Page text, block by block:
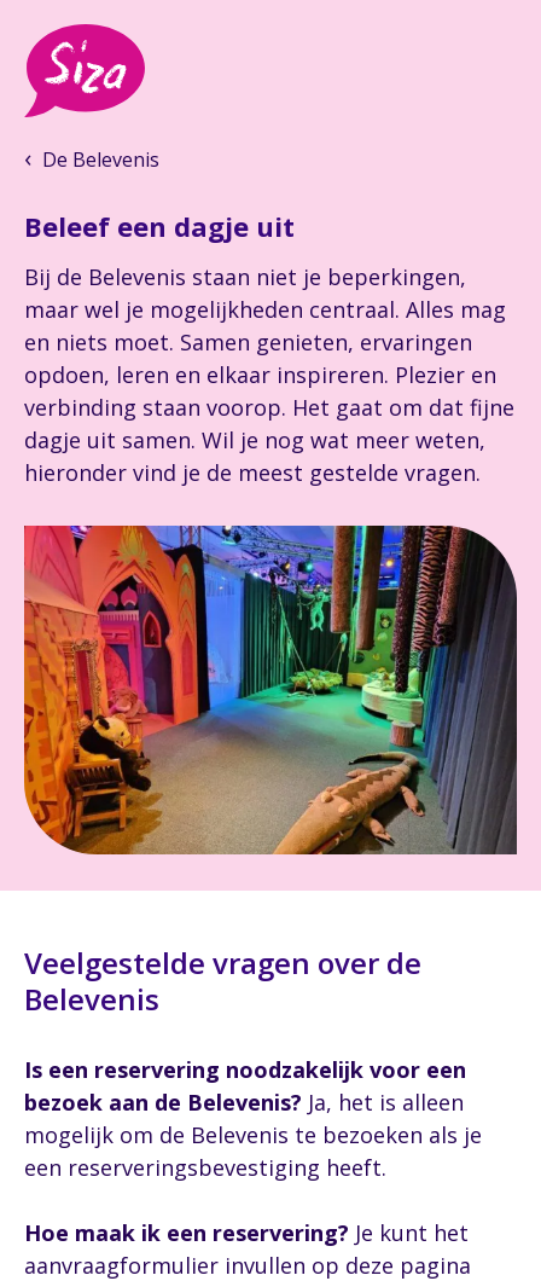
De Belevenis
Beleef een dagje uit
Bij de Belevenis staan niet je beperkingen,
maar wel je mogelijkheden centraal. Alles mag
en niets moet. Samen genieten, ervaringen
opdoen, leren en elkaar inspireren. Plezier en
verbinding staan voorop. Het gaat om dat fijne
dagje uit samen. Wil je nog wat meer weten,
hieronder vind je de meest gestelde vragen.
Veelgestelde vragen over de
Belevenis
Is een reservering noodzakelijk voor een
bezoek aan de Belevenis? Ja, het is alleen
mogelijk om de Belevenis te bezoeken als je
een reserveringsbevestiging heeft.
Hoe maak ik een reservering? Je kunt het
aanvraagformulier invullen op deze pagina